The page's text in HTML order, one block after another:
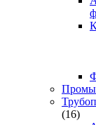
(16)